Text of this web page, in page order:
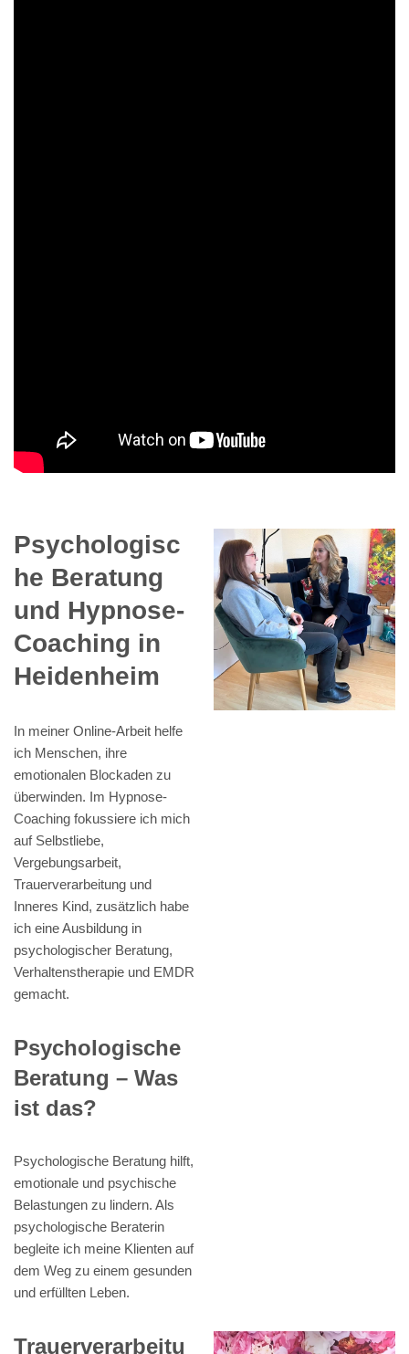
Psychologisc
he Beratung
und Hypnose-
Coaching in
Heidenheim
In meiner Online-Arbeit helfe
ich Menschen, ihre
emotionalen Blockaden zu
überwinden. Im Hypnose-
Coaching fokussiere ich mich
auf Selbstliebe,
Vergebungsarbeit,
Trauerverarbeitung und
Inneres Kind, zusätzlich habe
ich eine Ausbildung in
psychologischer Beratung,
Verhaltenstherapie und EMDR
gemacht.
Psychologische
Beratung – Was
ist das?
Psychologische Beratung hilft,
emotionale und psychische
Belastungen zu lindern. Als
psychologische Beraterin
begleite ich meine Klienten auf
dem Weg zu einem gesunden
und erfüllten Leben.
Trauerverarbeitu